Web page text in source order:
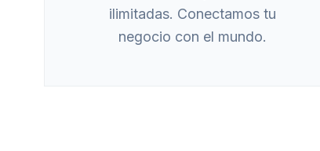
ilimitadas. Conectamos tu
negocio con el mundo.